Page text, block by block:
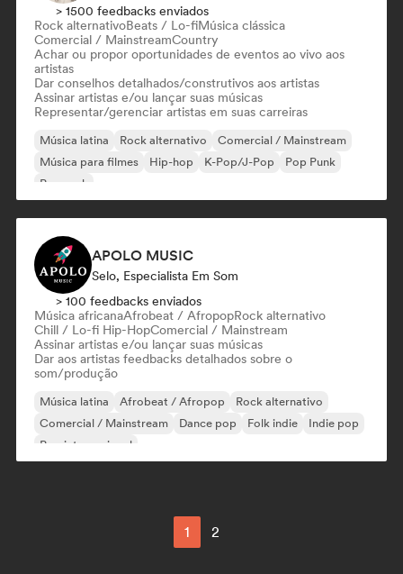
> 1500 feedbacks enviados
Rock alternativoBeats / Lo-fiMúsica clássica
Comercial / MainstreamCountry
Achar ou propor oportunidades de eventos ao vivo aos
artistas
Dar conselhos detalhados/construtivos aos artistas
Assinar artistas e/ou lançar suas músicas
Representar/gerenciar artistas em suas carreiras
Música latina Rock alternativo
Comercial / Mainstream
Música para filmes
Hip-hop K-Pop/J-Pop
Pop Punk
Pop rock
APOLO MUSIC
Selo, Especialista Em Som
> 100 feedbacks enviados
Música africanaAfrobeat / AfropopRock alternativo
Chill / Lo-fi Hip-HopComercial / Mainstream
Assinar artistas e/ou lançar suas músicas
Dar aos artistas feedbacks detalhados sobre o
som/produção
Música latina Afrobeat / Afropop
Rock alternativo
Comercial / Mainstream
Dance pop Folk indie
Indie pop
Pop internacional
1 2